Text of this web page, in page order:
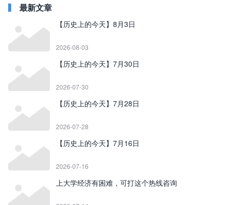
最新文章
【历史上的今天】8月3日
2026-08-03
【历史上的今天】7月30日
2026-07-30
【历史上的今天】7月28日
2026-07-28
【历史上的今天】7月16日
2026-07-16
上大学经济有困难，可打这个热线咨询